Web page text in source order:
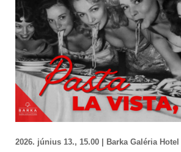
2026. június 13., 15.00 | Barka Galéria